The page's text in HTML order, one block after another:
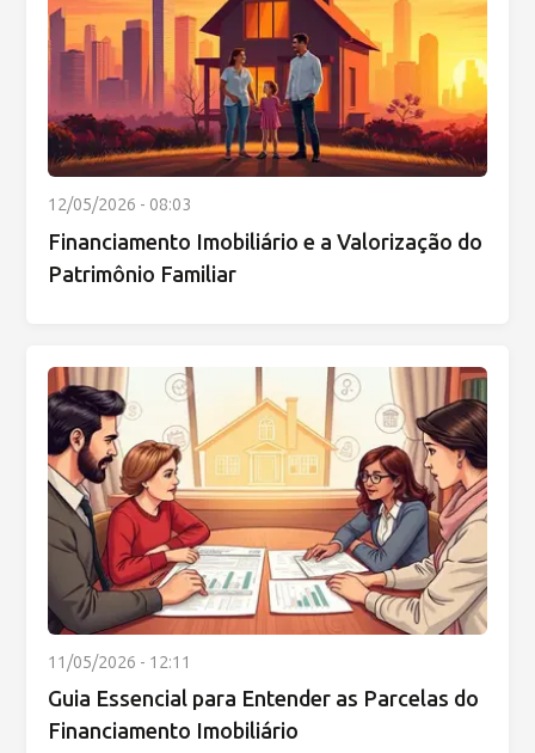
12/05/2026 - 08:03
Financiamento Imobiliário e a Valorização do
Patrimônio Familiar
11/05/2026 - 12:11
Guia Essencial para Entender as Parcelas do
Financiamento Imobiliário